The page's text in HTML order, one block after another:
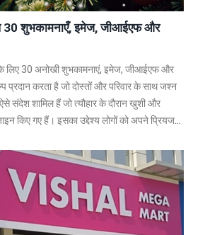
30 शुभकामनाएँ, इमेज, जीआईएफ और
30 अनोखी शुभकामनाएं, इमेज, जीआईएफ और
प्रदान करता है जो दोस्तों और परिवार के साथ जश्न
संदेश शामिल हैं जो त्यौहार के दौरान खुशी और
किए गए हैं। इसका उद्देश्य लोगों को अपने प्रियजनों